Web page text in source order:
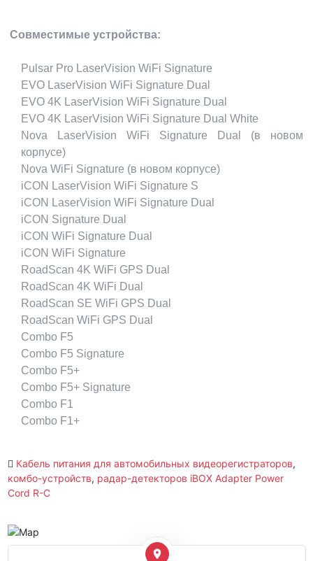
Совместимые устройства:
Pulsar Pro LaserVision WiFi Signature
EVO LaserVision WiFi Signature Dual
EVO 4K LaserVision WiFi Signature Dual
EVO 4K LaserVision WiFi Signature Dual White
Nova LaserVision WiFi Signature Dual (в новом
корпусе)
Nova WiFi Signature (в новом корпусе)
iCON LaserVision WiFi Signature S
iCON LaserVision WiFi Signature Dual
iCON Signature Dual
iCON WiFi Signature Dual
iCON WiFi Signature
RoadScan 4K WiFi GPS Dual
RoadScan 4K WiFi Dual
RoadScan SE WiFi GPS Dual
RoadScan WiFi GPS Dual
Combo F5
Combo F5 Signature
Combo F5+
Combo F5+ Signature
Combo F1
Combo F1+
Кабель питания для автомобильных видеорегистраторов,
комбо-устройств, радар-детекторов iBOX Adapter Power
Cord R-C